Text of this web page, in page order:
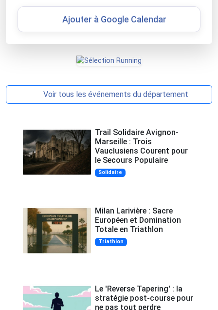
Ajouter à Google Calendar
Voir tous les événements du département
Trail Solidaire Avignon-
Marseille : Trois
Vauclusiens Courent pour
le Secours Populaire
Solidaire
Milan Larivière : Sacre
Européen et Domination
Totale en Triathlon
Triathlon
Le 'Reverse Tapering' : la
stratégie post-course pour
ne pas tout perdre